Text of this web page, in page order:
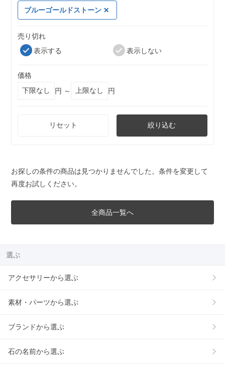
ブルーゴールドストーン
売り切れ
表示する
表示しない
価格
円 ～
円
リセット 絞り込む
お探しの条件の商品は見つかりませんでした。条件を変更して
再度お試しください。
全商品一覧へ
選ぶ
アクセサリーから選ぶ
素材・パーツから選ぶ
ブランドから選ぶ
石の名前から選ぶ